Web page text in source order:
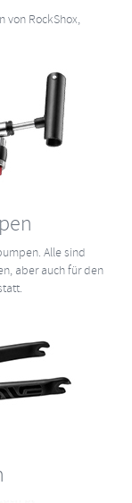
von RockShox,
Alle sind
aber auch für den